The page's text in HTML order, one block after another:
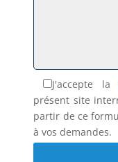
J'accepte la
présent site
partir de ce
à vos demandes.